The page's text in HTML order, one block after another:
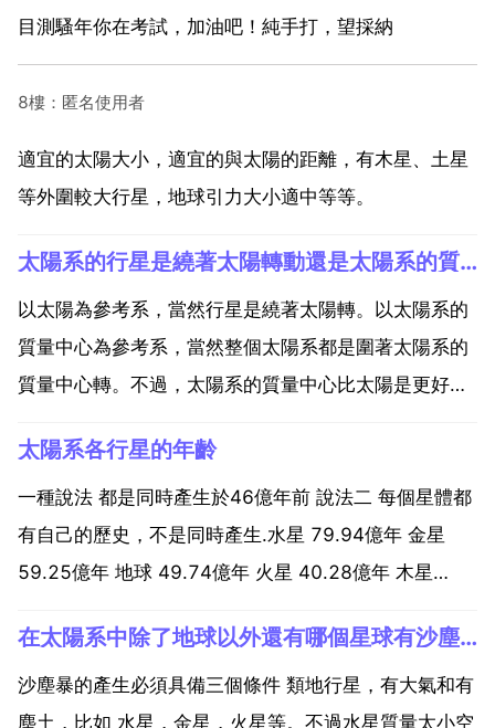
目測騷年你在考試，加油吧！純手打，望採納
8樓：匿名使用者
適宜的太陽大小，適宜的與太陽的距離，有木星、土星
等外圍較大行星，地球引力大小適中等等。
太陽系的行星是繞著太陽轉動還是太陽系的質量中心轉動
以太陽為參考系，當然行星是繞著太陽轉。以太陽系的
質量中心為參考系，當然整個太陽系都是圍著太陽系的
質量中心轉。不過，太陽系的質量中心比太陽是更好一
是太陽系的質量中心仍然在太陽內部，就非高精度的天
文學觀測而言，兩者區別不大。個質點的引力作用能簡
單地等同於其...
太陽系各行星的年齡
一種說法 都是同時產生於46億年前 說法二 每個星體都
有自己的歷史，不是同時產生.水星 79.94億年 金星
59.25億年 地球 49.74億年 火星 40.28億年 木星
9.07億年 冥王星 7.91億年 太陽系中主要成員是...
在太陽系中除了地球以外還有哪個星球有沙塵暴
沙塵暴的產生必須具備三個條件 類地行星，有大氣和有
塵土，比如 水星，金星，火星等。不過水星質量太小空